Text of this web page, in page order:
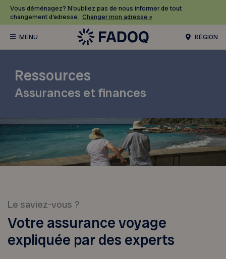
Vous déménagez? N’oubliez pas de nous informer de tout
changement d’adresse. Changer mon adresse »
RÉGION
Ressources
Assurances et finances
Le saviez-vous ?
Votre assurance voyage
expliquée par des experts